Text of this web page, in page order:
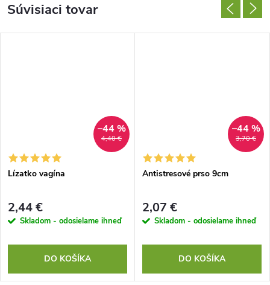
Súvisiaci tovar
4,40 €
–44 %
Lízatko vagína
2,44 €
Skladom - odosielame ihneď
DO KOŠÍKA
3,70 €
–44 %
Antistresové prso 9cm
2,07 €
Skladom - odosielame ihneď
DO KOŠÍKA